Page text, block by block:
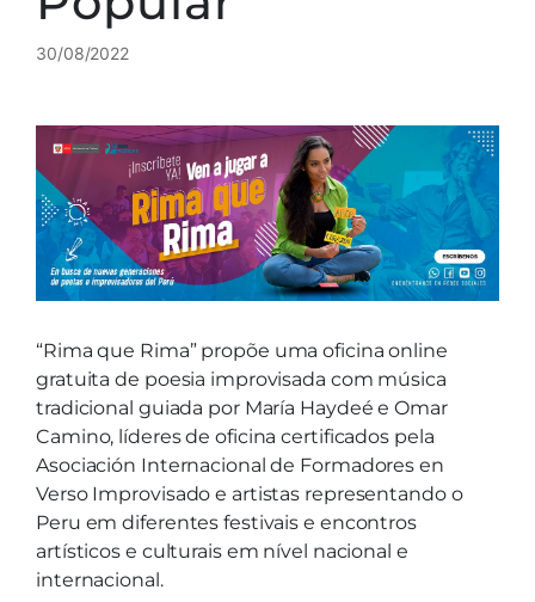
30/08/2022
“Rima que Rima” propõe uma oficina online
gratuita de poesia improvisada com música
tradicional guiada por María Haydeé e Omar
Camino, líderes de oficina certificados pela
Asociación Internacional de Formadores en
Verso Improvisado e artistas representando o
Peru em diferentes festivais e encontros
artísticos e culturais em nível nacional e
internacional.